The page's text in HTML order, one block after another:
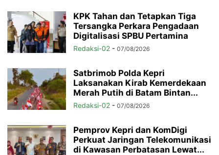
KPK Tahan dan Tetapkan Tiga
Tersangka Perkara Pengadaan
Digitalisasi SPBU Pertamina
Redaksi-02 - 07/08/2026
Satbrimob Polda Kepri
Laksanakan Kirab Kemerdekaan
Merah Putih di Batam Bintan...
Redaksi-02 - 07/08/2026
Pemprov Kepri dan KomDigi
Perkuat Jaringan Telekomunikasi
di Kawasan Perbatasan Lewat...